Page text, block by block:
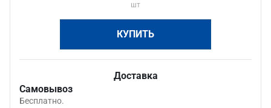
шт
КУПИТЬ
Доставка
Самовывоз
Бесплатно.